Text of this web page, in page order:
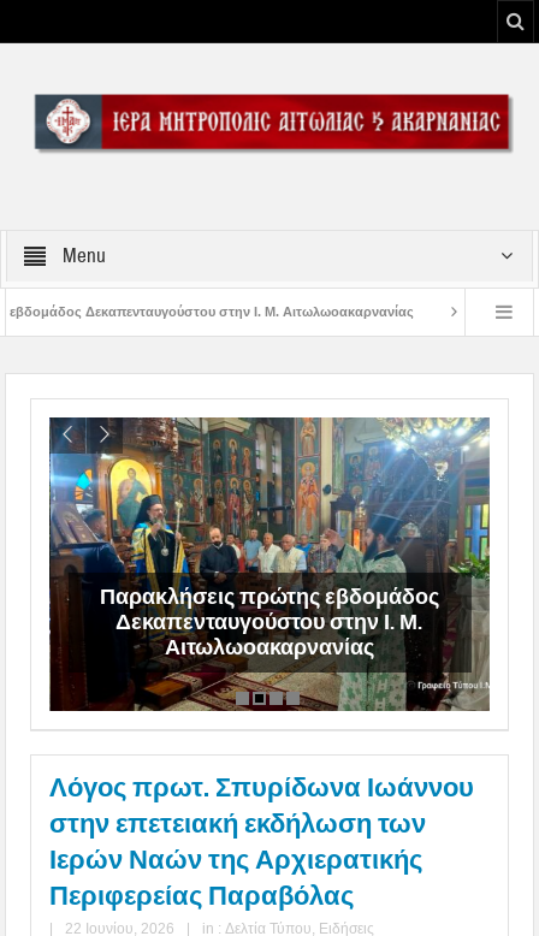
Menu
στην Ι. Μ. Αιτωλωοακαρνανίας Μήνυμα Σεβασμιωτάτου
Παρακλήσεις πρώτης εβδομάδος
Δεκαπενταυγούστου στην Ι. Μ.
Αιτωλωοακαρνανίας
Λόγος πρωτ. Σπυρίδωνα Ιωάννου
στην επετειακή εκδήλωση των
Ιερών Ναών της Αρχιερατικής
Περιφερείας Παραβόλας
| 22 Ιουνίου, 2026 | in : Δελτία Τύπου Ειδήσεις